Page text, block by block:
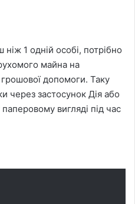
1 одній особі, потрібно
майна на
допомоги. Таку
через застосунок Дія або
вигляді під час